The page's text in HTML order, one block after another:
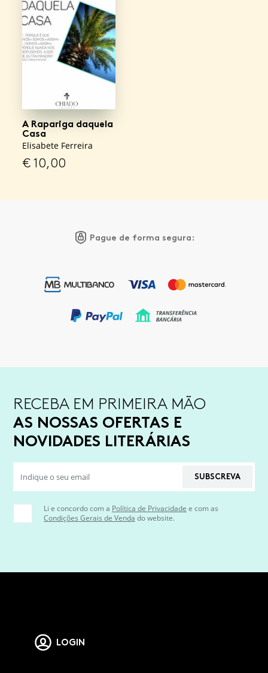
A Rapariga daquela
Casa
Elisabete Ferreira
€10,00
Pague de forma segura:
RECEBA EM PRIMEIRA MÃO
AS NOSSAS OFERTAS E
NOVIDADES LITERÁRIAS
SUBSCREVA
Li e concordo com a Política de Privacidade e com as
Condições Gerais de Venda do website.
LOGIN